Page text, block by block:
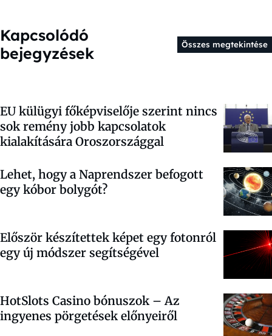
Kapcsolódó
bejegyzések
Összes megtekintése
EU külügyi főképviselője szerint nincs
sok remény jobb kapcsolatok
kialakítására Oroszországgal
Lehet, hogy a Naprendszer befogott
egy kóbor bolygót?
Először készítettek képet egy fotonról
egy új módszer segítségével
HotSlots Casino bónuszok – Az
ingyenes pörgetések előnyeiről